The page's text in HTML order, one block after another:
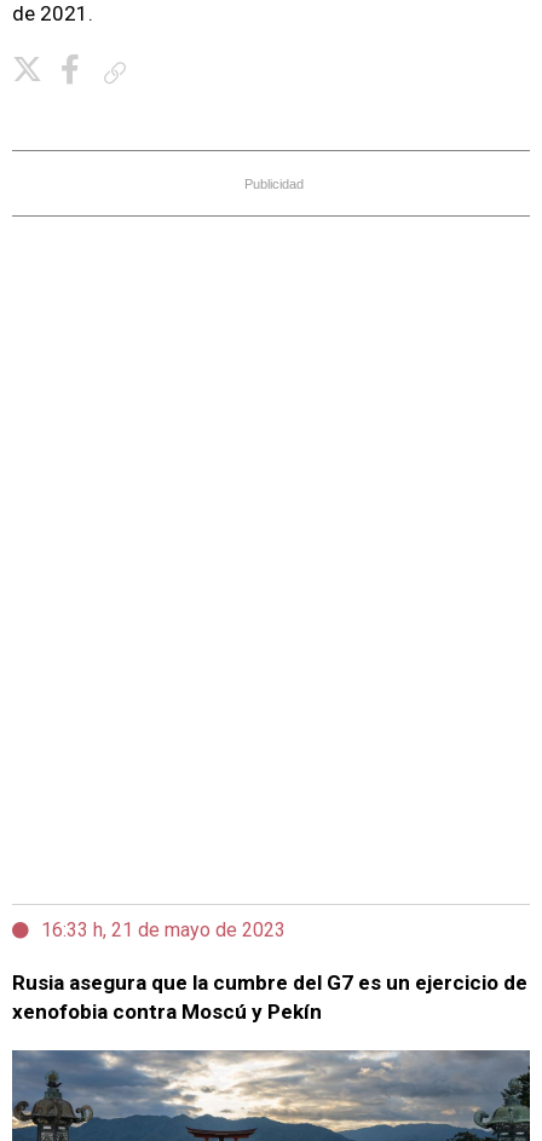
de 2021.
Publicidad
16:33 h, 21 de mayo de 2023
Rusia asegura que la cumbre del G7 es un ejercicio de
xenofobia contra Moscú y Pekín